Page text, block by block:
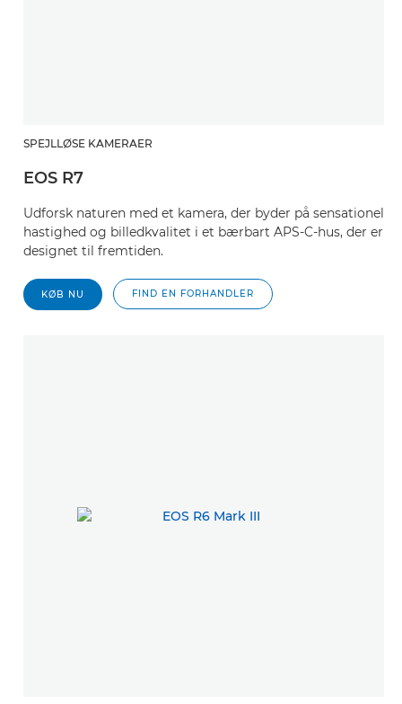
SPEJLLØSE KAMERAER
EOS R7
Udforsk naturen med et kamera, der byder på sensationel
hastighed og billedkvalitet i et bærbart APS-C-hus, der er
designet til fremtiden.
KØB NU FIND EN FORHANDLER